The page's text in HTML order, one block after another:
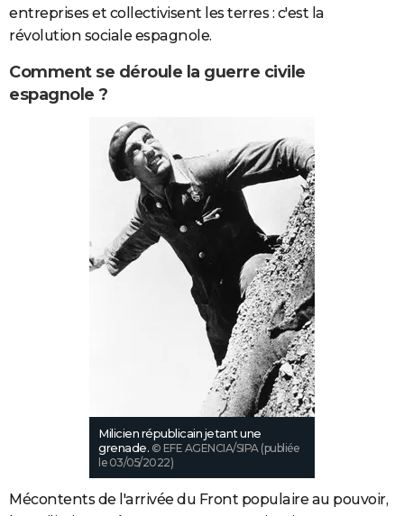
entreprises et collectivisent les terres : c'est la
révolution sociale espagnole.
Comment se déroule la guerre civile
espagnole ?
Milicien républicain jetant une
grenade. © EFE AGENCIA/SIPA (publiée
le 03/05/2022)
Mécontents de l'arrivée du Front populaire au pouvoir,